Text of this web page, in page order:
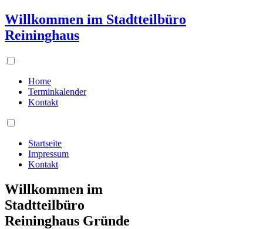
Willkommen im Stadtteilbüro
Reininghaus
Home
Terminkalender
Kontakt
Startseite
Impressum
Kontakt
Willkommen im
Stadtteilbüro
Reininghaus Gründe